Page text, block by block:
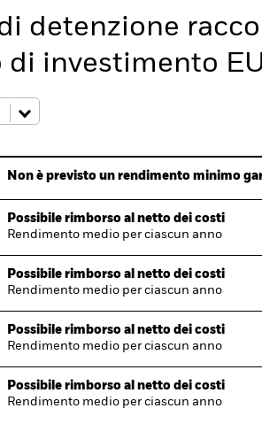
detenzione
di investimento
Non è previsto un rendimento minimo
Possibile rimborso al netto dei costi
Rendimento medio per ciascun anno
Possibile rimborso al netto dei costi
Rendimento medio per ciascun anno
Possibile rimborso al netto dei costi
Rendimento medio per ciascun anno
Possibile rimborso al netto dei costi
Rendimento medio per ciascun anno